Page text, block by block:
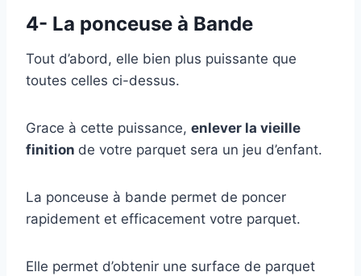
4- La ponceuse à Bande
Tout d’abord, elle bien plus puissante que
toutes celles ci-dessus.
Grace à cette puissance, enlever la vieille
finition de votre parquet sera un jeu d’enfant.
La ponceuse à bande permet de poncer
rapidement et efficacement votre parquet.
Elle permet d’obtenir une surface de parquet